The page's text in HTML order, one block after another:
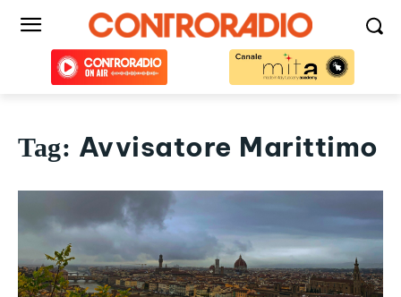
Tag: Avvisatore Marittimo